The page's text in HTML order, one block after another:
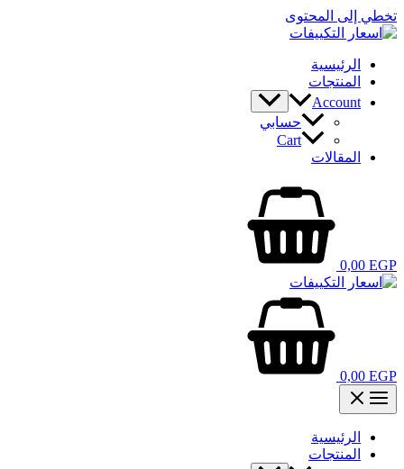
تخطي إلى المحتوى
الرئيسية
المنتجات
Account
حسابي
Cart
المقالات
0,00 EGP
0,00 EGP
الرئيسية
المنتجات